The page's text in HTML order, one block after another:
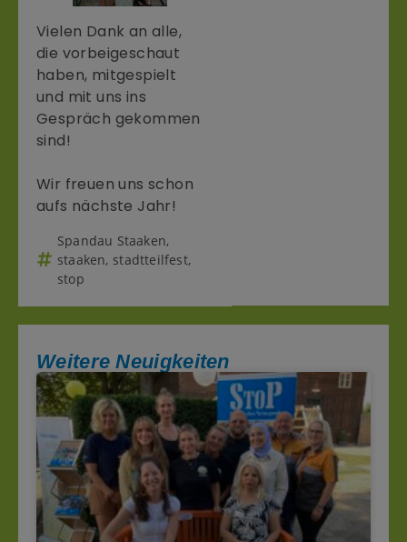
Vielen Dank an alle,
die vorbeigeschaut
haben, mitgespielt
und mit uns ins
Gespräch gekommen
sind!
Wir freuen uns schon
aufs nächste Jahr!
Spandau Staaken,
staaken, stadtteilfest,
stop
Weitere Neuigkeiten